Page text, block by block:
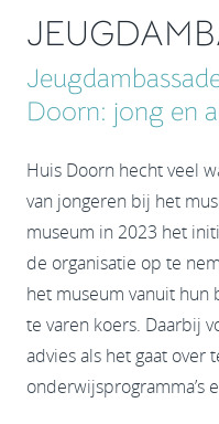
Doorn: jong en
Huis Doorn hecht veel
van jongeren bij het
museum in 2023 het
de organisatie op te
het museum vanuit
te varen koers. Daarbij
advies als het gaat over
onderwijsprogramma’s